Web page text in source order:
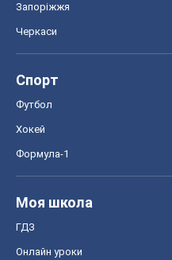
Запоріжжя
Черкаси
Спорт
Футбол
Хокей
Формула-1
Моя школа
ГДЗ
Онлайн уроки